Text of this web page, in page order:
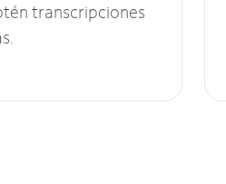
transcripciones